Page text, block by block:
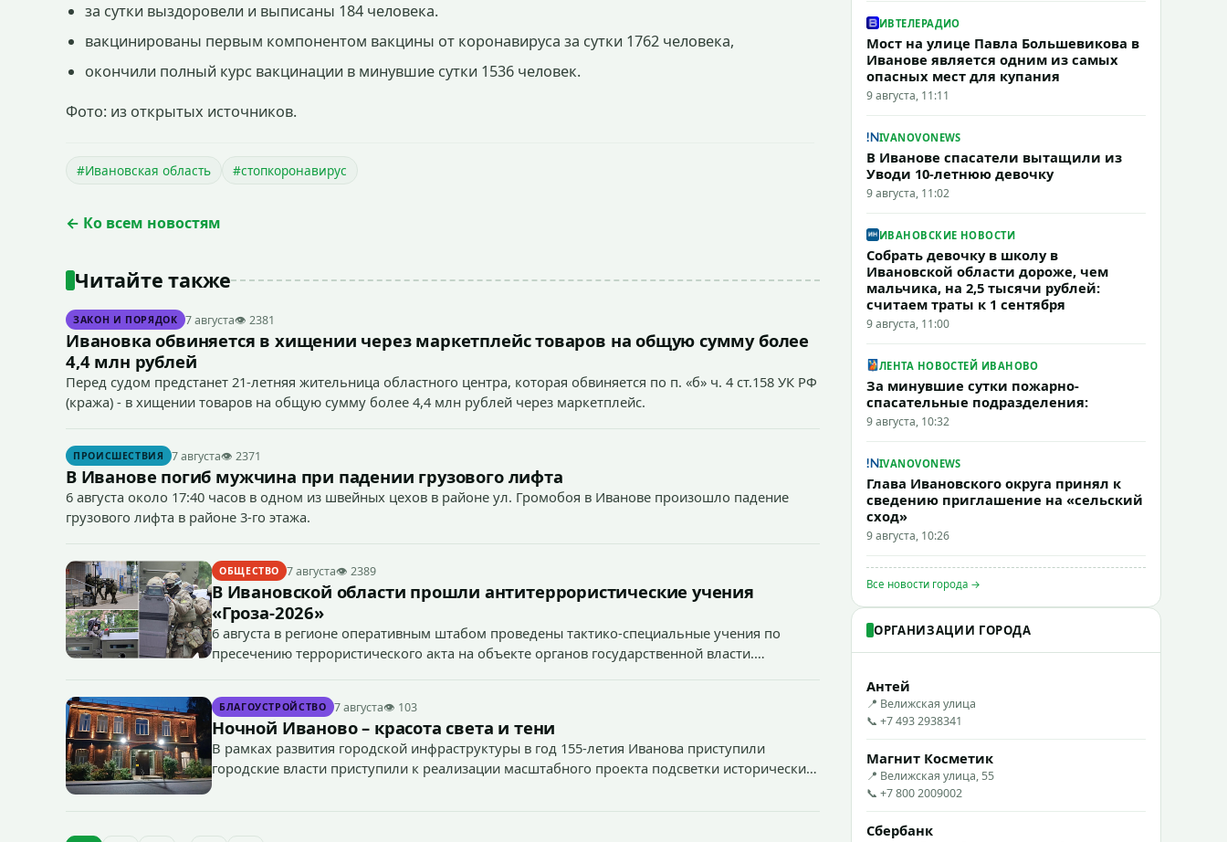
за сутки выздоровели и выписаны 184 человека.
вакцинированы первым компонентом вакцины от коронавируса за сутки 1762 человека,
окончили полный курс вакцинации в минувшие сутки 1536 человек.
Фото: из открытых источников.
#Ивановская область #стопкоронавирус
← Ко всем новостям
Читайте также
ЗАКОН И ПОРЯДОК 7 августа👁 2381
Ивановка обвиняется в хищении через маркетплейс товаров на общую сумму более
4,4 млн рублей
Перед судом предстанет 21-летняя жительница областного центра, которая обвиняется по п. «б» ч. 4 ст.158 УК РФ
(кража) - в хищении товаров на общую сумму более 4,4 млн рублей через маркетплейс.
ПРОИСШЕСТВИЯ 7 августа👁 2371
В Иванове погиб мужчина при падении грузового лифта
6 августа около 17:40 часов в одном из швейных цехов в районе ул. Громобоя в Иванове произошло падение
грузового лифта в районе 3-го этажа.
ОБЩЕСТВО 7 августа👁 2389
В Ивановской области прошли антитеррористические учения
«Гроза-2026»
6 августа в регионе оперативным штабом проведены тактико-специальные учения по
пресечению террористического акта на объекте органов государственной власти.
БЛАГОУСТРОЙСТВО 7 августа👁 103
Ночной Иваново – красота света и тени
В рамках развития городской инфраструктуры в год 155-летия Иванова приступили
городские власти приступили к реализации масштабного проекта подсветки исторических
ИВТЕЛЕРАДИО
Мост на улице Павла Большевикова в
Иванове является одним из самых
опасных мест для купания
9 августа, 11:11
IVANOVONEWS
В Иванове спасатели вытащили из
Уводи 10-летнюю девочку
9 августа, 11:02
ИВАНОВСКИЕ НОВОСТИ
Собрать девочку в школу в
Ивановской области дороже, чем
мальчика, на 2,5 тысячи рублей:
считаем траты к 1 сентября
9 августа, 11:00
ЛЕНТА НОВОСТЕЙ ИВАНОВО
За минувшие сутки пожарно-
спасательные подразделения:
9 августа, 10:32
IVANOVONEWS
Глава Ивановского округа принял к
сведению приглашение на «сельский
сход»
9 августа, 10:26
Все новости города →
ОРГАНИЗАЦИИ ГОРОДА
Антей
📍 Велижская улица
📞 +7 493 2938341
Магнит Косметик
📍 Велижская улица, 55
📞 +7 800 2009002
Сбербанк